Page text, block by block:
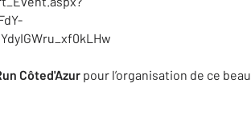
Côted'Azur pour l’organisation de ce beau